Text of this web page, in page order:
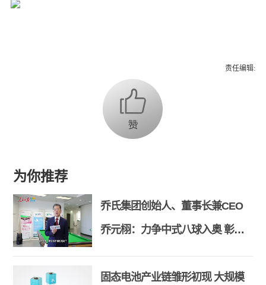
责任编辑:
为你推荐
乔氏集团创始人、董事长兼CEO
乔元栩：力争中式八球入奥 彰显
和合共生精神
固态电池产业链雏形初现 大规模